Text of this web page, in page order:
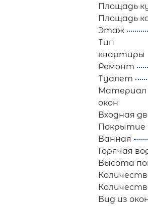
Площадь
Площадь
Этаж
Тип
квартиры
Ремонт
Туалет
Материал
окон
Входная
Покрытие
Ванная
Горячая
Высота
Вид из